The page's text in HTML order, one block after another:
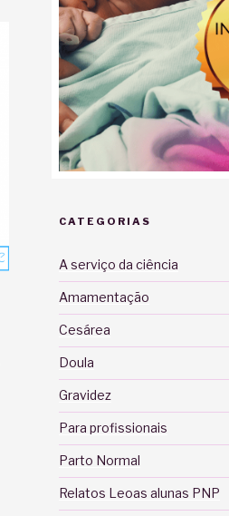
CATEGORIAS
A serviço da ciência
Amamentação
Cesárea
Doula
Gravidez
Para profissionais
Parto Normal
Relatos Leoas alunas PNP